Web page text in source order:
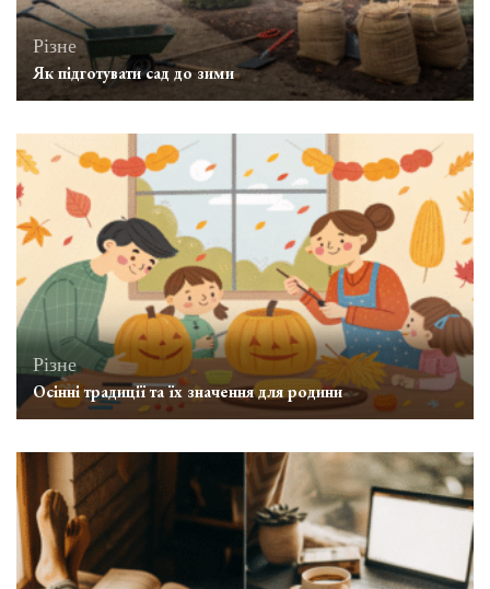
Різне
Як підготувати сад до зими
Різне
Осінні традиції та їх значення для родини